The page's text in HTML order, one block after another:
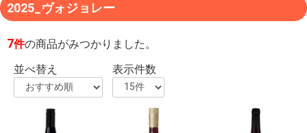
2025_ヴォジョレー
7件の商品がみつかりました。
並べ替え
表示件数